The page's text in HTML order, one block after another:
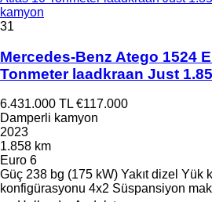
kamyon
31
Mercedes-Benz Atego 1524
Tonmeter laadkraan Just
6.431.000 TL €117.000
Damperli kamyon
2023
1.858 km
Euro 6
Güç 238 bg (175 kW) Yakıt dizel Yük
konfigürasyonu 4x2 Süspansiyon